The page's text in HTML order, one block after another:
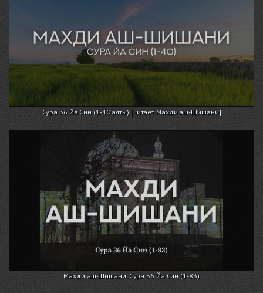
Сура 36 Йа Син (1-40 аяты) [читает Махди аш-Шишани]
Махди аш-Шишани. Сура 36 Йа Син (1-83)